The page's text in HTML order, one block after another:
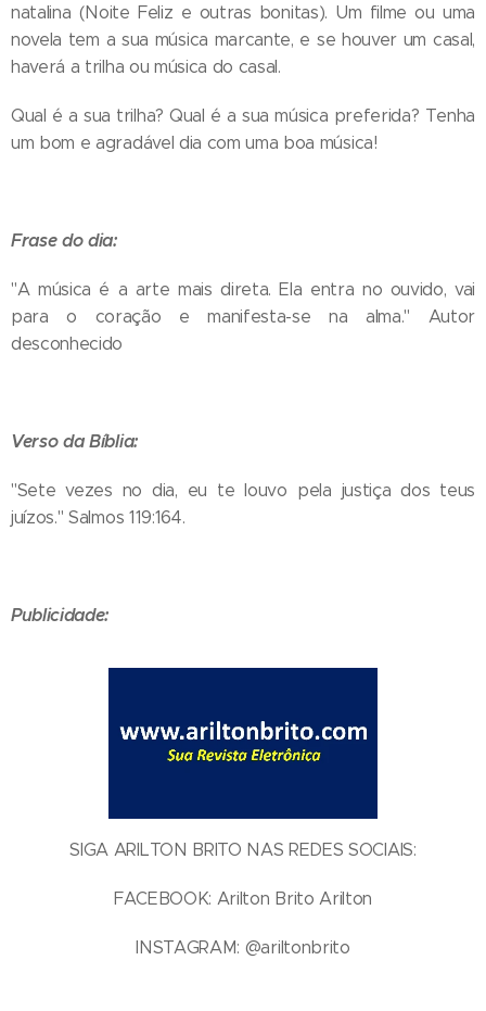
natalina (Noite Feliz e outras bonitas). Um filme ou uma
novela tem a sua música marcante, e se houver um casal,
haverá a trilha ou música do casal.
Qual é a sua trilha? Qual é a sua música preferida? Tenha
um bom e agradável dia com uma boa música!
Frase do dia:
"A música é a arte mais direta. Ela entra no ouvido, vai
para o coração e manifesta-se na alma." Autor
desconhecido
Verso da Bíblia:
"Sete vezes no dia, eu te louvo pela justiça dos teus
juízos." Salmos 119:164.
Publicidade:
SIGA ARILTON BRITO NAS REDES SOCIAIS:
FACEBOOK: Arilton Brito Arilton
INSTAGRAM: @ariltonbrito